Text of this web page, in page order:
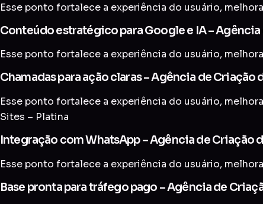
Esse ponto fortalece a experiência do usuário,
Conteúdo estratégico para Google e IA –
Esse ponto fortalece a experiência do usuário,
Chamadas para ação claras – Agência de Criação
Esse ponto fortalece a experiência do usuário,
Sites – Platina
Integração com WhatsApp – Agência de Criação
Esse ponto fortalece a experiência do usuário,
Base pronta para tráfego pago – Agência de